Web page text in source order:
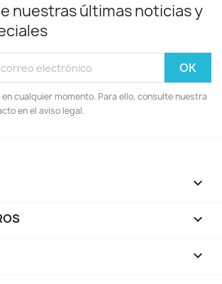
nuestras últimas noticias y
cualquier momento. Para ello, consulte nuestra
en el aviso legal.


